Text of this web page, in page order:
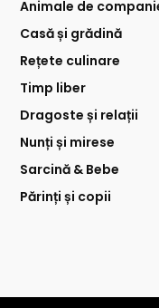
Animale de
Casă și grădină
Rețete culinare
Timp liber
Dragoste și relații
Nunți și mirese
Sarcină & Bebe
Părinți și copii